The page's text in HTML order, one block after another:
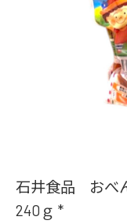
石井食品 おべ
240ｇ *